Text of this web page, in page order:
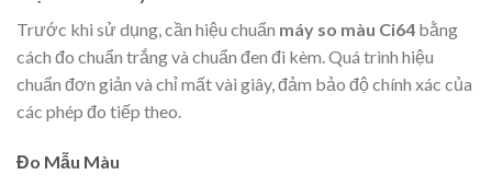
Trước khi sử dụng, cần hiệu chuẩn máy so màu Ci64 bằng
cách đo chuẩn trắng và chuẩn đen đi kèm. Quá trình hiệu
chuẩn đơn giản và chỉ mất vài giây, đảm bảo độ chính xác của
các phép đo tiếp theo.
Đo Mẫu Màu